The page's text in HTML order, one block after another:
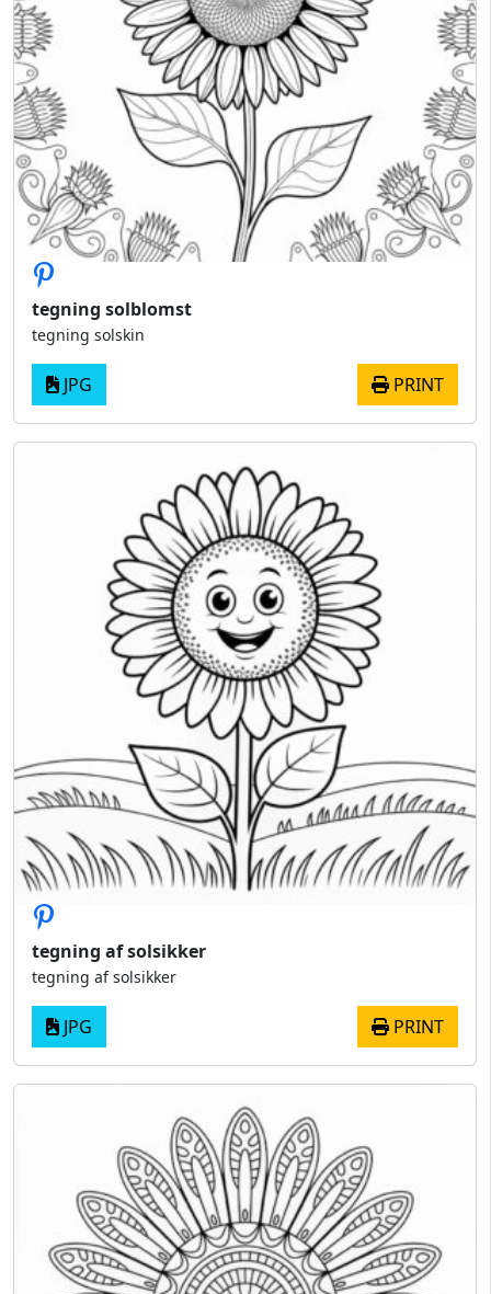
tegning solblomst
tegning solskin
JPG PRINT
tegning af solsikker
tegning af solsikker
JPG PRINT